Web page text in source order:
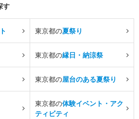
す
東京都の夏祭り
東京都の縁日・納涼祭
東京都の屋台のある夏祭り
東京都の体験イベント・アク
ティビティ